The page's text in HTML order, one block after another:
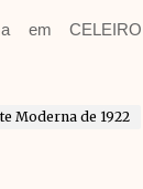
em CELEIRO
Moderna de 1922